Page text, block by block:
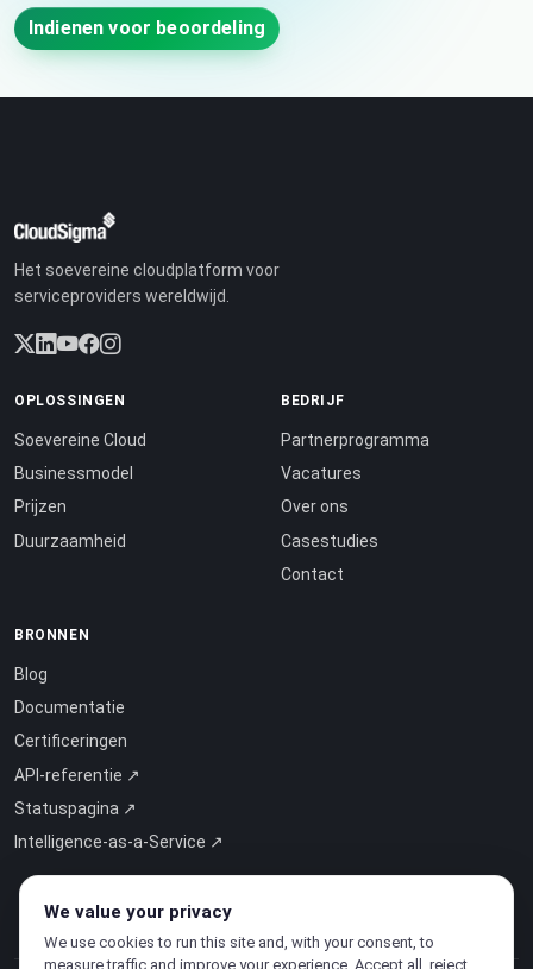
Indienen voor beoordeling
Het soevereine cloudplatform voor
serviceproviders wereldwijd.
OPLOSSINGEN
Soevereine Cloud
Businessmodel
Prijzen
Duurzaamheid
BEDRIJF
Partnerprogramma
Vacatures
Over ons
Casestudies
Contact
BRONNEN
Blog
Documentatie
Certificeringen
API-referentie ↗
Statuspagina ↗
Intelligence-as-a-Service ↗
We value your privacy
We use cookies to run this site and, with your consent, to
measure traffic and improve your experience. Accept all, reject